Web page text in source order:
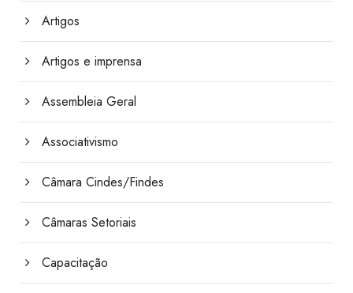
Artigos
Artigos e imprensa
Assembleia Geral
Associativismo
Câmara Cindes/Findes
Câmaras Setoriais
Capacitação